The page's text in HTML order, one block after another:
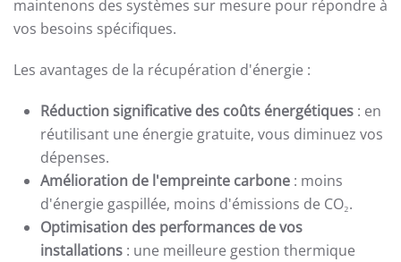
maintenons des systèmes sur mesure pour répondre à
vos besoins spécifiques.
Les avantages de la récupération d'énergie :
Réduction significative des coûts énergétiques : en
réutilisant une énergie gratuite, vous diminuez vos
dépenses.
Amélioration de l'empreinte carbone : moins
d'énergie gaspillée, moins d'émissions de CO₂.
Optimisation des performances de vos
installations : une meilleure gestion thermique